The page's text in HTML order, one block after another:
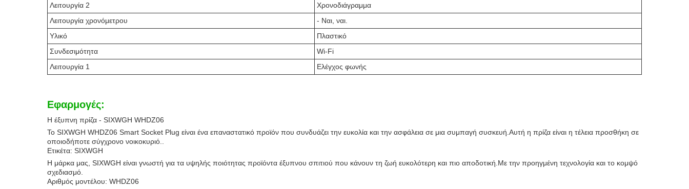
Λειτουργία 2
Χρονοδιάγραμμα
Λειτουργία χρονόμετρου
- Ναι, ναι.
Υλικό
Πλαστικό
Συνδεσιμότητα
Wi-Fi
Λειτουργία 1
Ελέγχος φωνής
Εφαρμογές:
Η έξυπνη πρίζα - SIXWGH WHDZ06
Το SIXWGH WHDZ06 Smart Socket Plug είναι ένα επαναστατικό προϊόν που συνδυάζει την ευκολία και την ασφάλεια σε μια συμπαγή συσκευή.Αυτή η πρίζα είναι η τέλεια προσθήκη σε
οποιοδήποτε σύγχρονο νοικοκυριό..
Ετικέτα: SIXWGH
Η μάρκα μας, SIXWGH είναι γνωστή για τα υψηλής ποιότητας προϊόντα έξυπνου σπιτιού που κάνουν τη ζωή ευκολότερη και πιο αποδοτική.Με την προηγμένη τεχνολογία και το κομψό
σχεδιασμό.
Αριθμός μοντέλου: WHDZ06